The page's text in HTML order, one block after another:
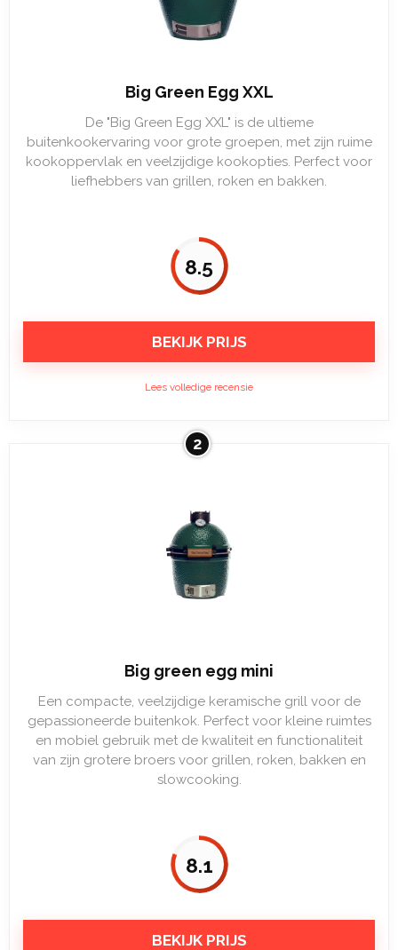
Big Green Egg XXL
De "Big Green Egg XXL" is de ultieme
buitenkookervaring voor grote groepen, met zijn ruime
kookoppervlak en veelzijdige kookopties. Perfect voor
liefhebbers van grillen, roken en bakken.
8.5
BEKIJK PRIJS
Lees volledige recensie
2
Big green egg mini
Een compacte, veelzijdige keramische grill voor de
gepassioneerde buitenkok. Perfect voor kleine ruimtes
en mobiel gebruik met de kwaliteit en functionaliteit
van zijn grotere broers voor grillen, roken, bakken en
slowcooking.
8.1
BEKIJK PRIJS